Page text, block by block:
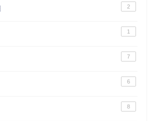
2
1
7
6
8